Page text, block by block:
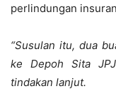
perlindungan
“Susulan itu, dua
ke Depoh Sita
tindakan lanjut.